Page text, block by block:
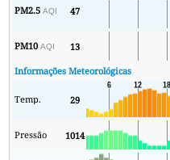
PM2.5AQI 47
PM10AQI 13
Informações Meteorológicas
Temp. 29
Pressão 1014